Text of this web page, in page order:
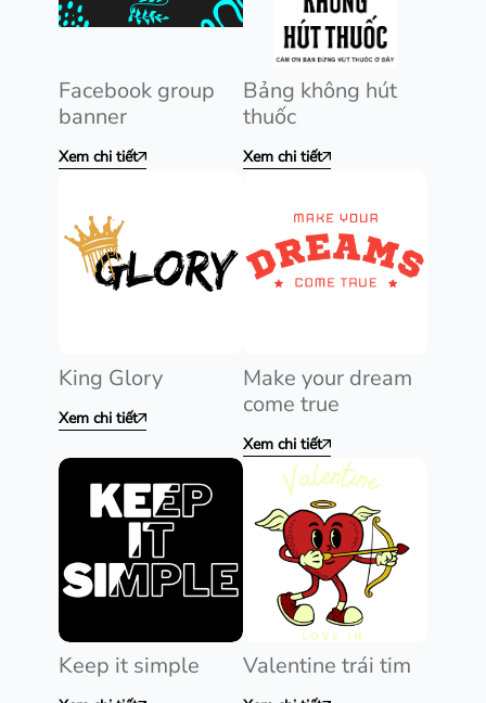
Facebook group
banner
Xem chi tiết
Bảng không hút
thuốc
Xem chi tiết
King Glory
Xem chi tiết
Make your dream
come true
Xem chi tiết
Keep it simple Valentine trái tim